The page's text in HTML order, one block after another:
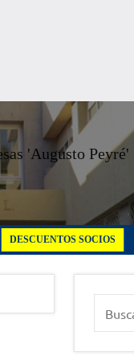
'Augusto Peyré'
DESCUENTOS SOCIOS